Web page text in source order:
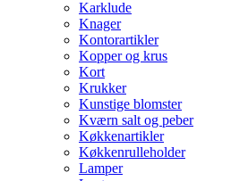
Karklude
Knager
Kontorartikler
Kopper og krus
Kort
Krukker
Kunstige blomster
Kværn salt og peber
Køkkenartikler
Køkkenrulleholder
Lamper